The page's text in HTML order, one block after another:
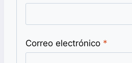
Correo electrónico *